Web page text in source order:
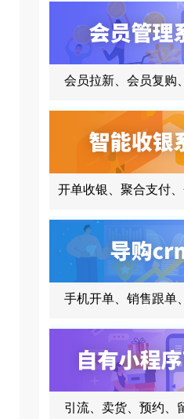
会员拉新、会员复购
开单收银、聚合支付
手机开单、销售跟单
引流、卖货、预约、